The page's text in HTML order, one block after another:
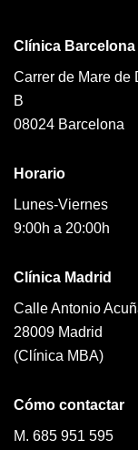
Clínica Barcelona
Carrer de Mare de
B
08024 Barcelona
Horario
Lunes-Viernes
9:00h a 20:00h
Clínica Madrid
Calle Antonio
28009 Madrid
(Clínica MBA)
Cómo contactar
M. 685 951 595